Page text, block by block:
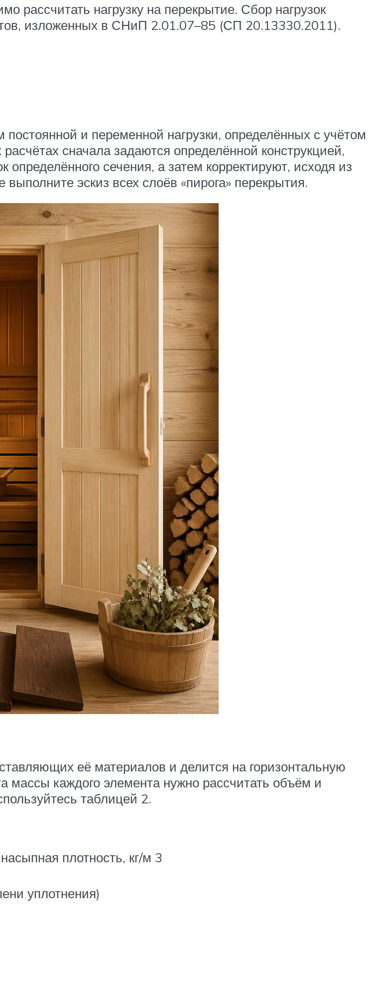
рассчитать нагрузку на перекрытие. Сбор нагрузок
изложенных в СНиП 2.01.07–85 (СП 20.13330.2011).
и переменной нагрузки, определённых с учётом
сначала задаются определённой конструкцией,
сечения, а затем корректируют, исходя из
эскиз всех слоёв «пирога» перекрытия.
её материалов и делится на горизонтальную
каждого элемента нужно рассчитать объём и
таблицей 2.
плотность, кг/м 3
уплотнения)